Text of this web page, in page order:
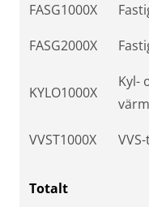
FASG1000X
FASG2000X
KYLO1000X
Kyl-
VVST1000X
Totalt